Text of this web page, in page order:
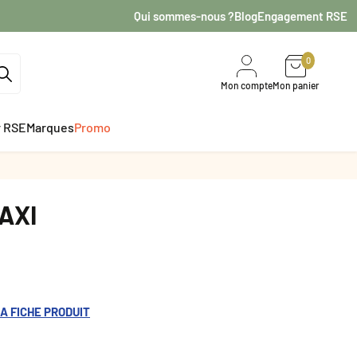
Qui sommes-nous ?BlogEngagement RSE
Mon compte
0
Mon panier
MarquesPromo
FICHE PRODUIT